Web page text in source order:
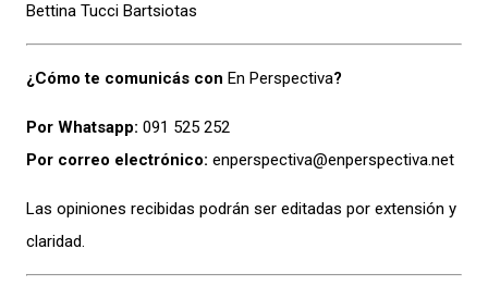
Bettina Tucci Bartsiotas
¿Cómo te comunicás con En Perspectiva?
Por Whatsapp: 091 525 252
Por correo electrónico: enperspectiva@enperspectiva.net
Las opiniones recibidas podrán ser editadas por extensión y
claridad.